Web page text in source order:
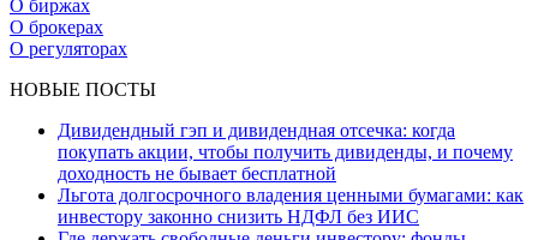
О биржах
О брокерах
О регуляторах
НОВЫЕ ПОСТЫ
Дивидендный гэп и дивидендная отсечка: когда
покупать акции, чтобы получить дивиденды, и почему
доходность не бывает бесплатной
Льгота долгосрочного владения ценными бумагами: как
инвестору законно снизить НДФЛ без ИИС